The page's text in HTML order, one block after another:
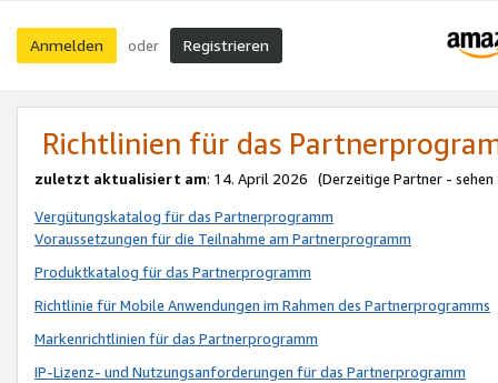
Anmelden oder Registrieren
Richtlinien für das
zuletzt aktualisiert am: 14. April 2026 (Derzeitige Partner - sehen
Vergütungskatalog für das Partnerprogramm
Voraussetzungen für die Teilnahme am Partnerprogramm
Produktkatalog für das Partnerprogramm
Richtlinie für Mobile Anwendungen im Rahmen des Partnerprogramms
Markenrichtlinien für das Partnerprogramm
IP-Lizenz- und Nutzungsanforderungen für das Partnerprogramm